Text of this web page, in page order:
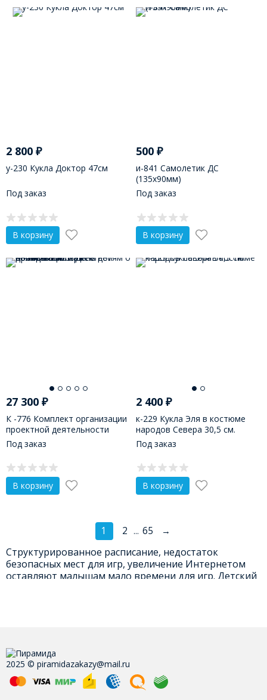
2 800 ₽
у-230 Кукла Доктор 47см
Под заказ
В корзину
500₽
и-841 Самолетик ДС
(135х90мм)
Под заказ
В корзину
27 300 ₽
К -776 Комплект организации
проектной деятельности
День победы«Расскажем
детям о войне».
Под заказ
В корзину
2 400₽
к-229 Кукла Эля в костюме
народов Севера 30,5 см.
Под заказ
В корзину
1 2 ... 65 →
Структурированное расписание, недостаток
безопасных мест для игр, увеличение Интернетом
оставляют малышам мало времени для игр. Детский
Современные игрушки для детского сада в
«Пирамиде»
У нас представлен огромный ассортимент недорогих
2025 © piramidazakazy@mail.ru